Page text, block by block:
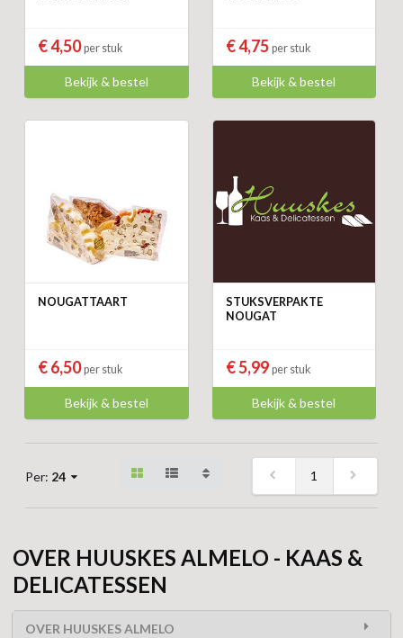
€ 4,50per stuk
Bekijk & bestel
€ 4,75 per stuk
Bekijk & bestel
NOUGATTAART
€ 6,50per stuk
Bekijk & bestel
STUKSVERPAKTE
NOUGAT
€ 5,99 per stuk
Bekijk & bestel
Per: 24 1
OVER HUUSKES ALMELO - KAAS &
DELICATESSEN
OVER HUUSKES ALMELO